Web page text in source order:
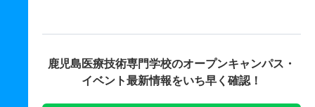
鹿児島医療技術専門学校のオープンキャンパス・
イベント最新情報をいち早く確認！